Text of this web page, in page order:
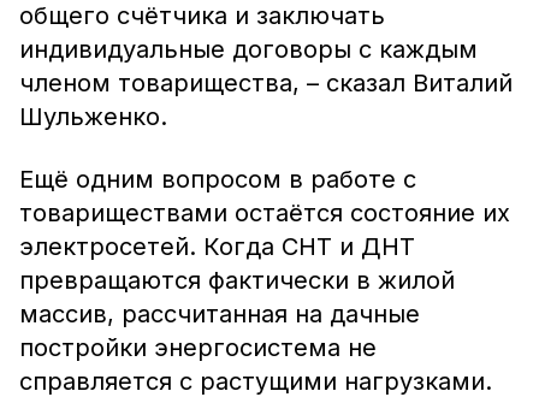
общего счётчика и заключать
индивидуальные договоры с каждым
членом товарищества, – сказал Виталий
Шульженко.
Ещё одним вопросом в работе с
товариществами остаётся состояние их
электросетей. Когда СНТ и ДНТ
превращаются фактически в жилой
массив, рассчитанная на дачные
постройки энергосистема не
справляется с растущими нагрузками.